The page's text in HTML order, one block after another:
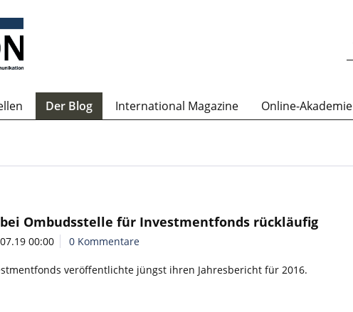
Der Blog International Magazine Online-Akademie
Ombudsstelle für Investmentfonds rückläufig
00:00 0 Kommentare
veröffentlichte jüngst ihren Jahresbericht für 2016.